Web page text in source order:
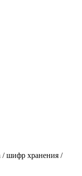
/ шифр хранения /